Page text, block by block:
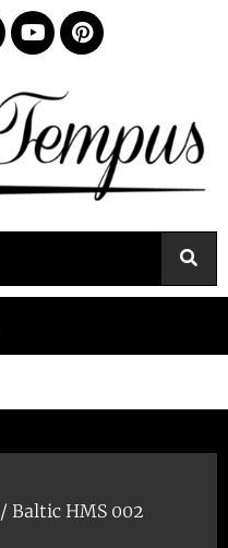
/ Baltic HMS 002